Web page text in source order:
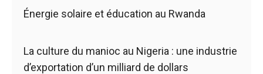
Énergie solaire et éducation au Rwanda
La culture du manioc au Nigeria : une industrie
d’exportation d’un milliard de dollars